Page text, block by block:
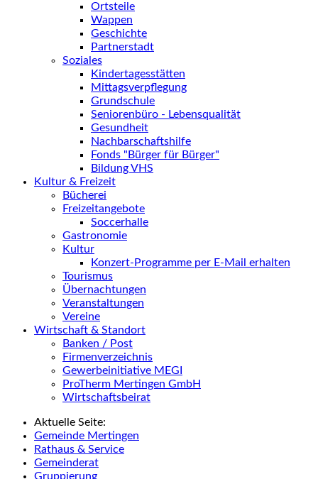
Ortsteile
Wappen
Geschichte
Partnerstadt
Soziales
Kindertagesstätten
Mittagsverpflegung
Grundschule
Seniorenbüro - Lebensqualität
Gesundheit
Nachbarschaftshilfe
Fonds "Bürger für Bürger"
Bildung VHS
Kultur & Freizeit
Bücherei
Freizeitangebote
Soccerhalle
Gastronomie
Kultur
Konzert-Programme per E-Mail erhalten
Tourismus
Übernachtungen
Veranstaltungen
Vereine
Wirtschaft & Standort
Banken / Post
Firmenverzeichnis
Gewerbeinitiative MEGI
ProTherm Mertingen GmbH
Wirtschaftsbeirat
Aktuelle Seite:
Gemeinde Mertingen
Rathaus & Service
Gemeinderat
Gruppierung